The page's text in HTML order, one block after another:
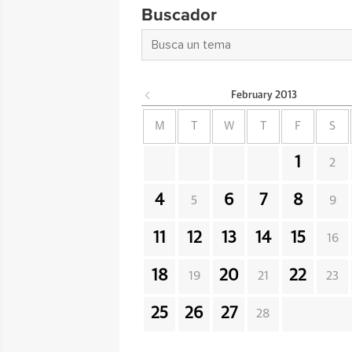
Buscador
February 2013
M W F S
1 2
4 5 6 7 8 9
11 12 13 14 15 16
18 19 20 21 22 23
25 26 27 28